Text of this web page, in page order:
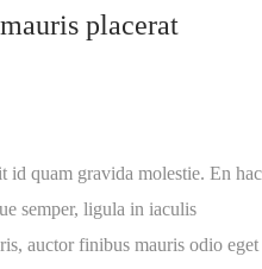
placerat
id quam gravida molestie. En hac
semper, ligula in iaculis
auctor finibus mauris odio eget